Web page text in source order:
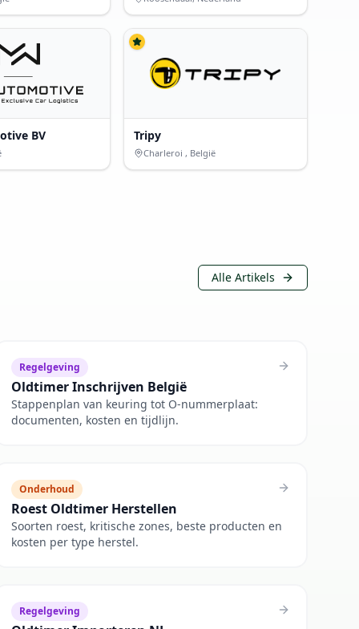
BV Tripy
Charleroi , België
Alle Artikels
Regelgeving
Oldtimer Inschrijven België
Stappenplan van keuring tot O-nummerplaat:
documenten, kosten en tijdlijn.
Onderhoud
Roest Oldtimer Herstellen
Soorten roest, kritische zones, beste producten en
kosten per type herstel.
Regelgeving